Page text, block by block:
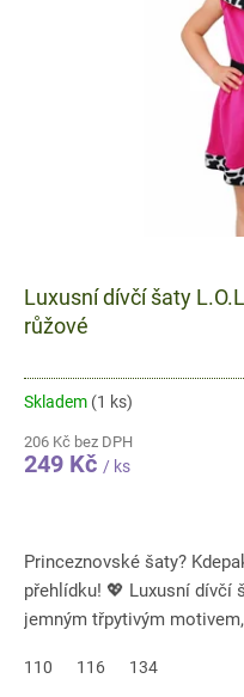
Luxusní dívčí šaty
růžové
Skladem (1 ks)
206 Kč bez DPH
249 Kč / ks
Princeznovské šaty?
přehlídku! 💖 Luxusní dívčí
jemným třpytivým
110 116 134